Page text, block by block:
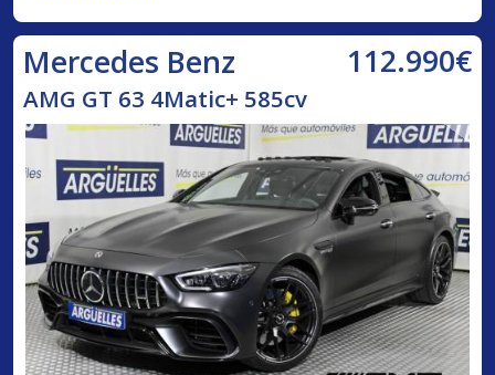
Mercedes Benz 112.990€
AMG GT 63 4Matic+ 585cv